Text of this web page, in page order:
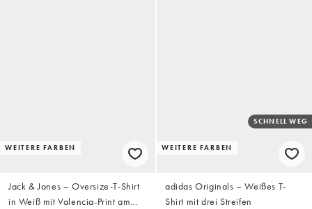
WEITERE FARBEN
Jack & Jones – Oversize-T-Shirt
in Weiß mit Valencia-Print am
WEITERE FARBEN
SCHNELL WEG
adidas Originals – Weißes T-
Shirt mit drei Streifen